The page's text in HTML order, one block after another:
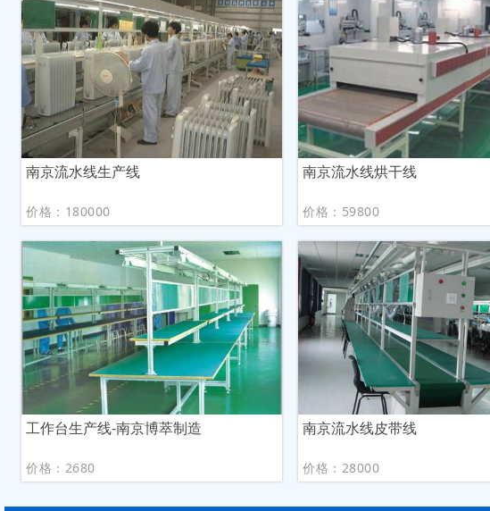
南京流水线生产线
价格：180000
南京流水线烘干线
价格：59800
工作台生产线-南京博萃制造
价格：2680
南京流水线皮带线
价格：28000